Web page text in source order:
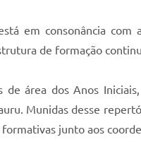
em consonância
de formação
de área dos Anos
Munidas desse
junto aos